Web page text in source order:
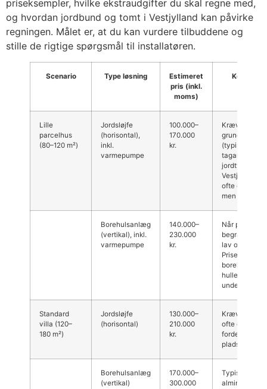
priseksempler, hvilke ekstraudgifter du skal regne med,
og hvordan jordbund og tomt i Vestjylland kan påvirke
regningen. Målet er, at du kan vurdere tilbuddene og
stille de rigtige spørgsmål til installatøren.
Scenario Type løsning
Estimeret
pris (inkl.
moms)
Lille
parcelhus
(80–120 m²)
Jordsløjfe
(horisontal),
inkl.
varmepumpe
100.000–
170.000
kr.
Kræver plads
grunden til
(typisk 2–5 ×
tagareal).
jordtyper i
Vestjylland
ofte god
men tjek
Borehulsanlæg
(vertikal), inkl.
varmepumpe
140.000–
230.000
kr.
Når pladsen
begrænset
lav
Prisen
borehøjde/
huller og
undergrund.
Standard
villa (120–
180 m²)
Jordsløjfe
(horisontal)
130.000–
210.000
kr.
Kræver
ofte
fordelagtigt
pladsen
Borehulsanlæg
(vertikal)
170.000–
300.000
Typisk den
almindelige